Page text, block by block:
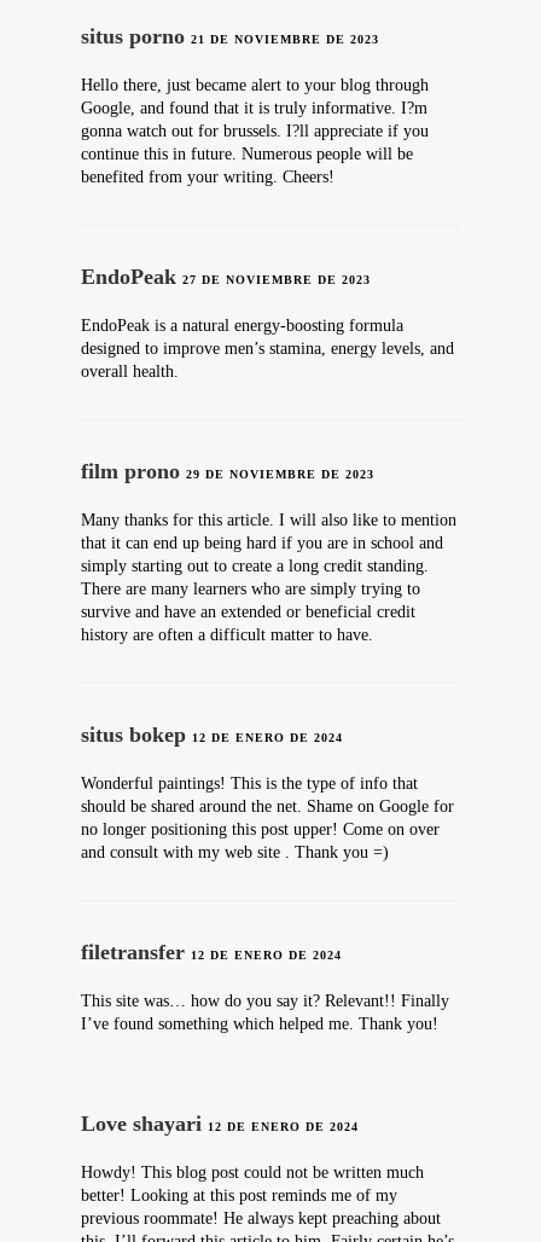
situs porno 21 DE NOVIEMBRE DE 2023
Hello there, just became alert to your blog through
Google, and found that it is truly informative. I?m
gonna watch out for brussels. I?ll appreciate if you
continue this in future. Numerous people will be
benefited from your writing. Cheers!
EndoPeak 27 DE NOVIEMBRE DE 2023
EndoPeak is a natural energy-boosting formula
designed to improve men’s stamina, energy levels, and
overall health.
film prono 29 DE NOVIEMBRE DE 2023
Many thanks for this article. I will also like to mention
that it can end up being hard if you are in school and
simply starting out to create a long credit standing.
There are many learners who are simply trying to
survive and have an extended or beneficial credit
history are often a difficult matter to have.
situs bokep 12 DE ENERO DE 2024
Wonderful paintings! This is the type of info that
should be shared around the net. Shame on Google for
no longer positioning this post upper! Come on over
and consult with my web site . Thank you =)
filetransfer 12 DE ENERO DE 2024
This site was… how do you say it? Relevant!! Finally
I’ve found something which helped me. Thank you!
Love shayari 12 DE ENERO DE 2024
Howdy! This blog post could not be written much
better! Looking at this post reminds me of my
previous roommate! He always kept preaching about